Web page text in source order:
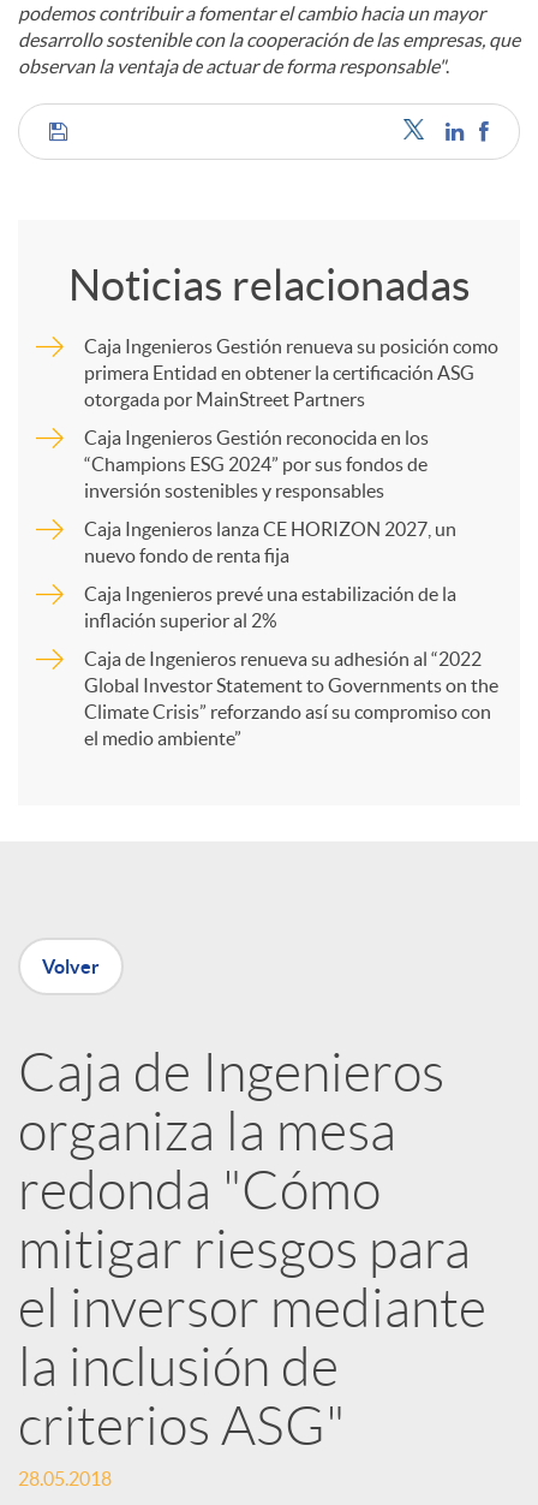
podemos contribuir a fomentar el cambio hacia un mayor
desarrollo sostenible con la cooperación de las empresas, que
observan la ventaja de actuar de forma responsable".
C
r
n
R
e
d
e
s
S
o
Noticias relacionadas
Caja Ingenieros Gestión renueva su posición como
primera Entidad en obtener la certificación ASG
otorgada por MainStreet Partners
Caja Ingenieros Gestión reconocida en los
“Champions ESG 2024” por sus fondos de
inversión sostenibles y responsables
Caja Ingenieros lanza CE HORIZON 2027, un
nuevo fondo de renta fija
Caja Ingenieros prevé una estabilización de la
inflación superior al 2%
Caja de Ingenieros renueva su adhesión al “2022
Global Investor Statement to Governments on the
Climate Crisis” reforzando así su compromiso con
el medio ambiente”
Volver
Caja de Ingenieros
organiza la mesa
redonda "Cómo
mitigar riesgos para
el inversor mediante
la inclusión de
criterios ASG"
28.05.2018